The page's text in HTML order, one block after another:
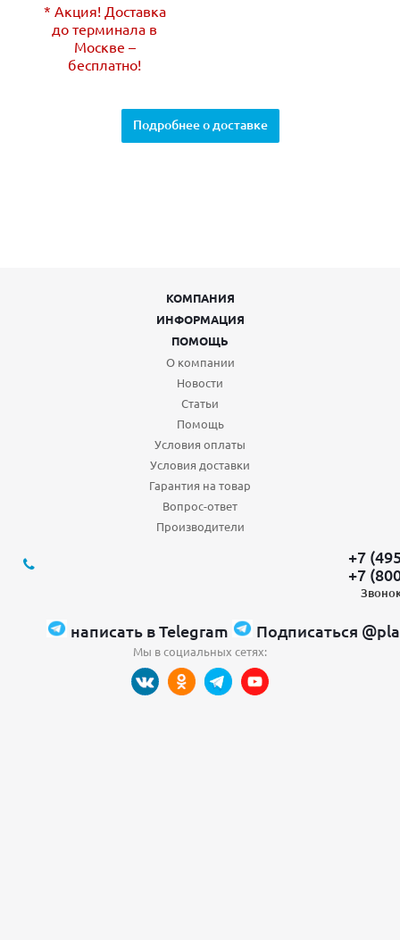
* Акция! Доставка
до терминала в
Москве –
бесплатно!
Подробнее о доставке
КОМПАНИЯ
ИНФОРМАЦИЯ
ПОМОЩЬ
О компании
Новости
Статьи
Помощь
Условия оплаты
Условия доставки
Гарантия на товар
Вопрос-ответ
Производители
+7
+7
написать в Telegram Подписаться
Мы в социальных сетях: